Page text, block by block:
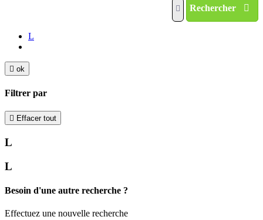
Rechercher
L
 ok
Filtrer par
 Effacer tout
L
L
Besoin d'une autre recherche ?
Effectuez une nouvelle recherche